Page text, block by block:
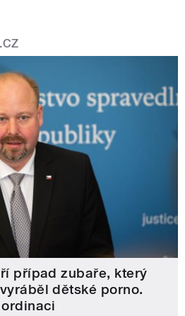
případ zubaře, který
dětské porno.